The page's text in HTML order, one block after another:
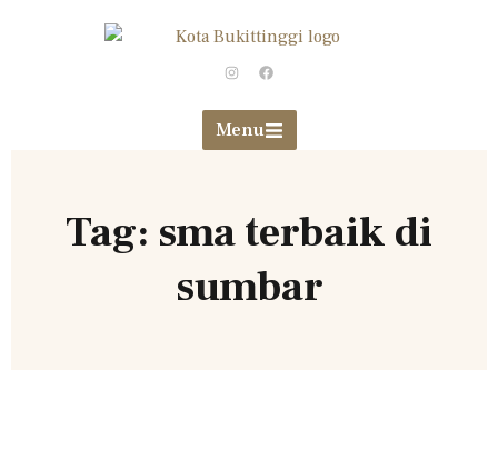
Menu
Tag: sma terbaik di
sumbar